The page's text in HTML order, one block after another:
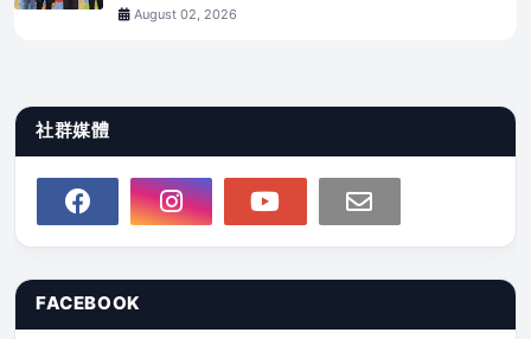
August 02, 2026
社群媒體
FACEBOOK